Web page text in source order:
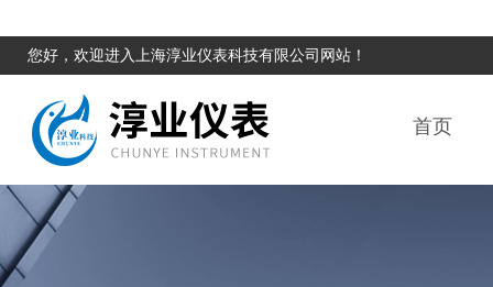
您好，欢迎进入上海淳业仪表科技有限公司网站！
首页